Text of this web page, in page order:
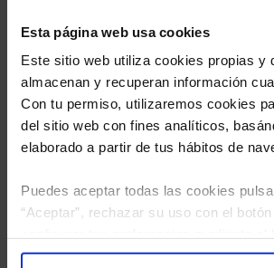
Esta página web usa cookies
Este sitio web utiliza cookies propias y
almacenan y recuperan información
Con tu permiso, utilizaremos cookies
del sitio web con fines analíticos,
elaborado a partir de tus hábitos de
Puedes aceptar todas las cookies
“Aceptar”, rechazar su uso con el botón
“Configuración”. Consulta nuestra
He leído
tratamiento de mis datos personales.